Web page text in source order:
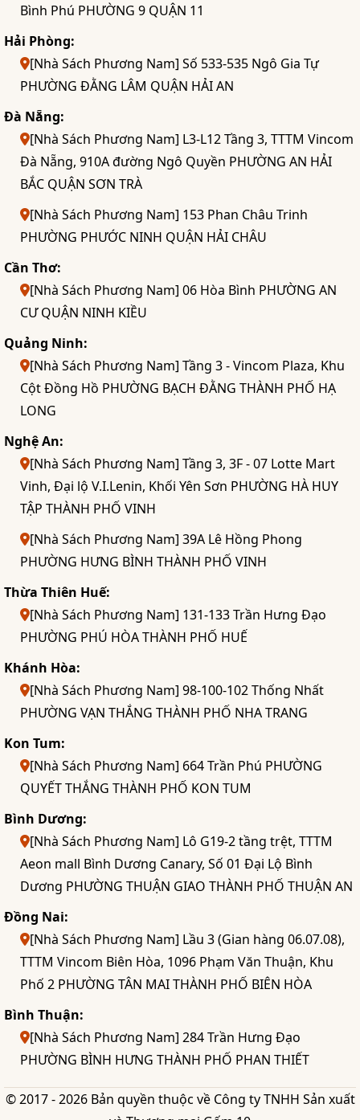
Bình Phú PHƯỜNG 9 QUẬN 11
Hải Phòng:
[Nhà Sách Phương Nam] Số 533-535 Ngô Gia Tự
PHƯỜNG ĐẰNG LÂM QUẬN HẢI AN
Đà Nẵng:
[Nhà Sách Phương Nam] L3-L12 Tầng 3, TTTM Vincom
Đà Nẵng, 910A đường Ngô Quyền PHƯỜNG AN HẢI
BẮC QUẬN SƠN TRÀ
[Nhà Sách Phương Nam] 153 Phan Châu Trinh
PHƯỜNG PHƯỚC NINH QUẬN HẢI CHÂU
Cần Thơ:
[Nhà Sách Phương Nam] 06 Hòa Bình PHƯỜNG AN
CƯ QUẬN NINH KIỀU
Quảng Ninh:
[Nhà Sách Phương Nam] Tầng 3 - Vincom Plaza, Khu
Cột Đồng Hồ PHƯỜNG BẠCH ĐẰNG THÀNH PHỐ HẠ
LONG
Nghệ An:
[Nhà Sách Phương Nam] Tầng 3, 3F - 07 Lotte Mart
Vinh, Đại lộ V.I.Lenin, Khối Yên Sơn PHƯỜNG HÀ HUY
TẬP THÀNH PHỐ VINH
[Nhà Sách Phương Nam] 39A Lê Hồng Phong
PHƯỜNG HƯNG BÌNH THÀNH PHỐ VINH
Thừa Thiên Huế:
[Nhà Sách Phương Nam] 131-133 Trần Hưng Đạo
PHƯỜNG PHÚ HÒA THÀNH PHỐ HUẾ
Khánh Hòa:
[Nhà Sách Phương Nam] 98-100-102 Thống Nhất
PHƯỜNG VẠN THẮNG THÀNH PHỐ NHA TRANG
Kon Tum:
[Nhà Sách Phương Nam] 664 Trần Phú PHƯỜNG
QUYẾT THẮNG THÀNH PHỐ KON TUM
Bình Dương:
[Nhà Sách Phương Nam] Lô G19-2 tầng trệt, TTTM
Aeon mall Bình Dương Canary, Số 01 Đại Lộ Bình
Dương PHƯỜNG THUẬN GIAO THÀNH PHỐ THUẬN AN
Đồng Nai:
[Nhà Sách Phương Nam] Lầu 3 (Gian hàng 06.07.08),
TTTM Vincom Biên Hòa, 1096 Phạm Văn Thuận, Khu
Phố 2 PHƯỜNG TÂN MAI THÀNH PHỐ BIÊN HÒA
Bình Thuận:
[Nhà Sách Phương Nam] 284 Trần Hưng Đạo
PHƯỜNG BÌNH HƯNG THÀNH PHỐ PHAN THIẾT
© 2017 - 2026 Bản quyền thuộc về Công ty TNHH Sản xuất